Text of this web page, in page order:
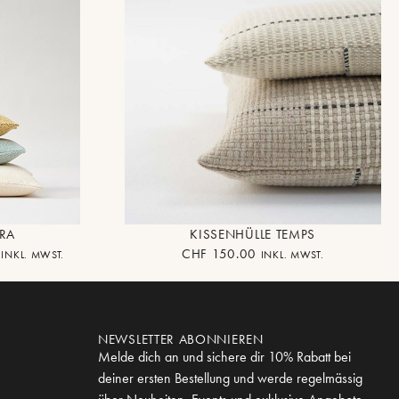
INKL. MWST.
KISSENHÜLLE TEMPS
CHF 150.00 INKL. MWST.
NEWSLETTER ABONNIEREN
Melde dich an und sichere dir 10% Rabatt bei
deiner ersten Bestellung und werde regelmässig